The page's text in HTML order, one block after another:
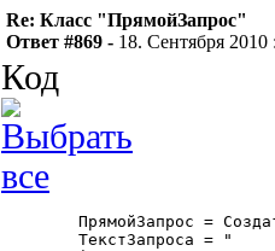
Re: Класс "ПрямойЗапрос"
Ответ #869 - 18. Сентября 2010
Код